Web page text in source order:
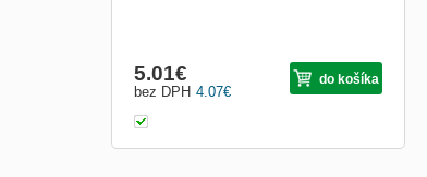
4.07€
bez DPH
5.01€ do košíka